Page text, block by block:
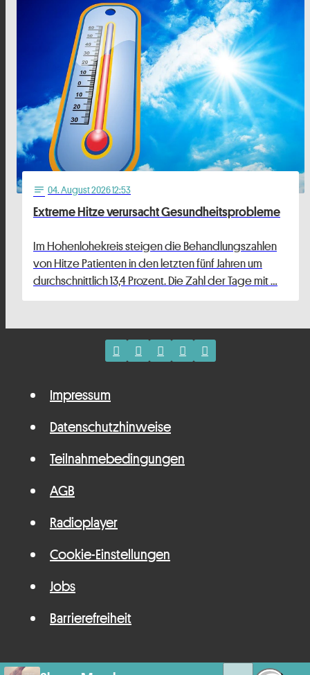
notes 04. August 2026 12:53
Extreme Hitze verursacht Gesundheitsprobleme
Im Hohenlohekreis steigen die Behandlungszahlen
von Hitze Patienten in den letzten fünf Jahren um
durchschnittlich 13,4 Prozent. Die Zahl der Tage mit …
Impressum
Datenschutzhinweise
Teilnahmebedingungen
AGB
Radioplayer
Cookie-Einstellungen
Jobs
Barrierefreiheit